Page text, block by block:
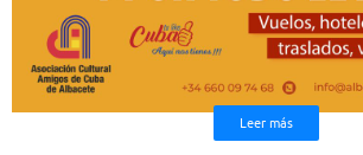
Leer más